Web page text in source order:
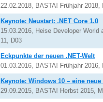
22.02.2018, BASTA! Frühjahr 2018,
Keynote: Neustart: .NET Core 1.0
15.03.2016, Heise Developer
11, D03
Eckpunkte der neuen .NET-Welt
01.03.2016, BASTA! Frühjahr 2016,
Keynote: Windows 10 – eine
29.09.2015, BASTA! Herbst 2015,